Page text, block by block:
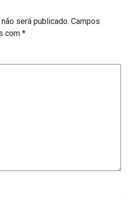
será publicado. Campos
com *